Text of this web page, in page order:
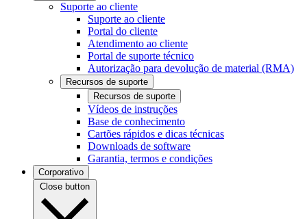
Suporte ao cliente
Suporte ao cliente
Portal do cliente
Atendimento ao cliente
Portal de suporte técnico
Autorização para devolução de material (RMA)
Recursos de suporte
Recursos de suporte
Vídeos de instruções
Base de conhecimento
Cartões rápidos e dicas técnicas
Downloads de software
Garantia, termos e condições
Corporativo
Close button